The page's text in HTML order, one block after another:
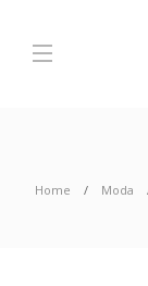
Home Moda